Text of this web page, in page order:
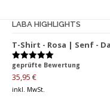
LABA HIGHLIGHTS
T-Shirt - Rosa | Senf -
Bewertet
mit5.00
von 5
geprüfte Bewertung
35,95 €
inkl. MwSt.